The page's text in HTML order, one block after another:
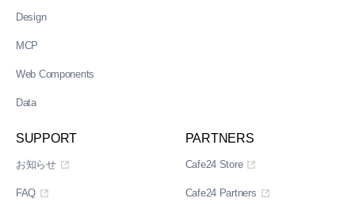
Design
MCP
Web Components
Data
SUPPORT
お知らせ
FAQ
PARTNERS
Cafe24 Store
Cafe24 Partners